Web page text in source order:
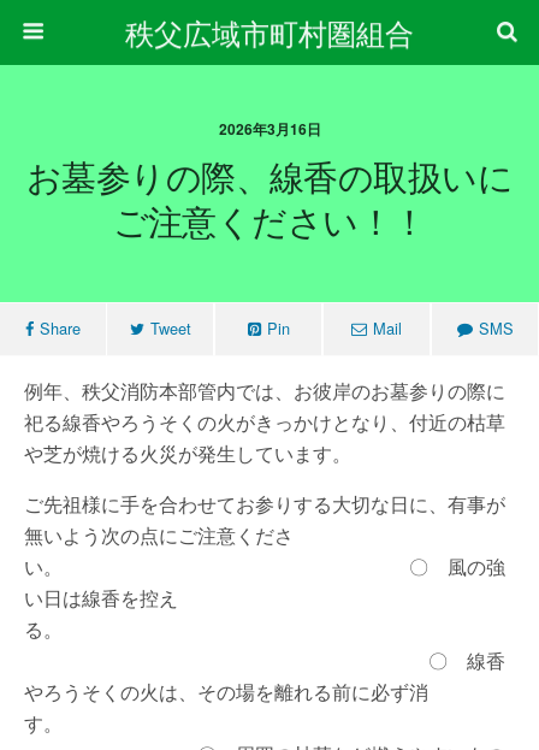
秩父広域市町村圏組合
2026年3月16日
お墓参りの際、線香の取扱いに
ご注意ください！！
Share Tweet Pin Mail SMS
例年、秩父消防本部管内では、お彼岸のお墓参りの際に
祀る線香やろうそくの火がきっかけとなり、付近の枯草
や芝が焼ける火災が発生しています。
ご先祖様に手を合わせてお参りする大切な日に、有事が
無いよう次の点にご注意くださ
い。 〇 風の強
い日は線香を控え
る。
〇 線香
やろうそくの火は、その場を離れる前に必ず消
す。